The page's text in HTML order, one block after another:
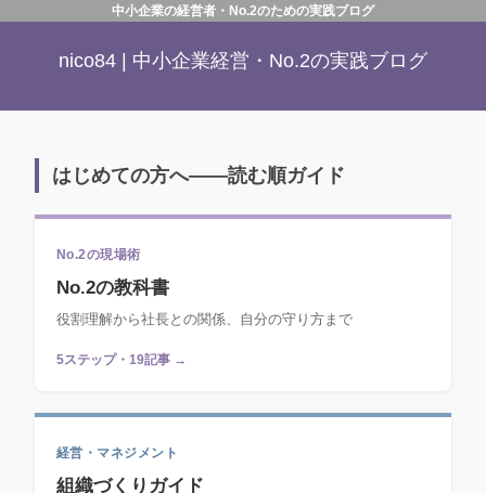
中小企業の経営者・No.2のための実践ブログ
nico84 | 中小企業経営・No.2の実践ブログ
はじめての方へ——読む順ガイド
No.2の現場術
No.2の教科書
役割理解から社長との関係、自分の守り方まで
5ステップ・19記事 →
経営・マネジメント
組織づくりガイド